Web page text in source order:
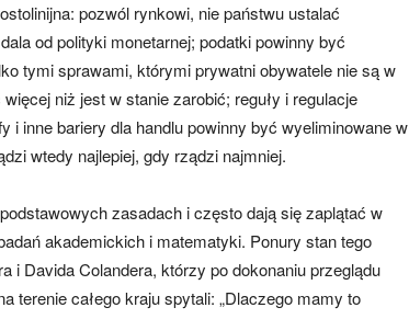
pozwól rynkowi, nie państwu ustalać
od polityki monetarnej; podatki powinny być
tymi sprawami, którymi prywatni obywatele nie są w
niż jest w stanie zarobić; reguły i regulacje
inne bariery dla handlu powinny być wyeliminowane w
wtedy najlepiej, gdy rządzi najmniej.
zasadach i często dają się zaplątać w
akademickich i matematyki. Ponury stan tego
i Davida Colandera, którzy po dokonaniu przeglądu
terenie całego kraju spytali: „Dlaczego mamy to